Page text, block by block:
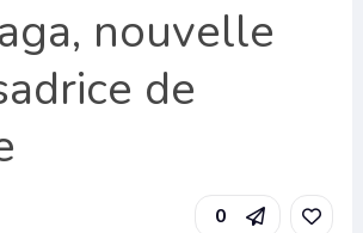
nouvelle
de
0